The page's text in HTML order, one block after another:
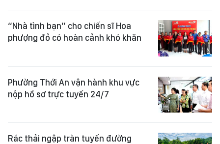
“Nhà tình bạn” cho chiến sĩ Hoa
phượng đỏ có hoàn cảnh khó khăn
Phường Thới An vận hành khu vực
nộp hồ sơ trực tuyến 24/7
Rác thải ngập tràn tuyến đường